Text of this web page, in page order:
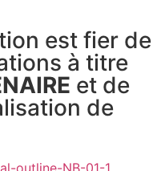
est fier de
à titre
et de
de